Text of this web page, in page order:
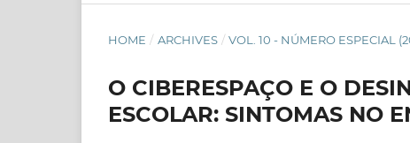
HOME / ARCHIVES / VOL. 10 - NÚMERO ESPECIAL
O CIBERESPAÇO E O
ESCOLAR: SINTOMAS NO